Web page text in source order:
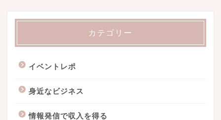
カテゴリー
イベントレポ
身近なビジネス
情報発信で収入を得る